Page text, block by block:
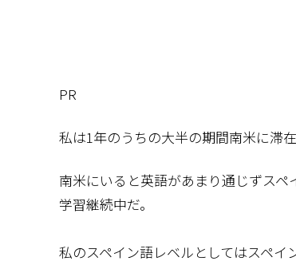
PR
私は1年のうちの大半の期間南米に滞在
南米にいると英語があまり通じずス
学習継続中だ。
私のスペイン語レベルとしてはスペ